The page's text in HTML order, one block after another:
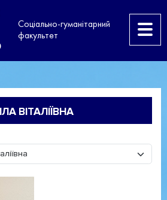
Соціально-гуманітарний
факультет
ВІТАЛІЇВНА